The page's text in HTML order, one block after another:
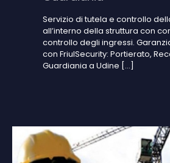
Servizio di tutela e controllo
all’interno della struttura con
controllo degli ingressi.
con FriulSecurity: Portierato,
Guardiania a Udine […]